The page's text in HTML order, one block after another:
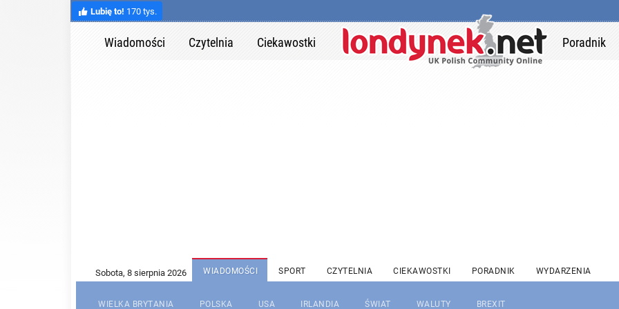
Lubię to! 170 tys.
Wiadomości Czytelnia Ciekawostki Poradnik
WIADOMOŚCI SPORT CZYTELNIA CIEKAWOSTKI PORADNIK WYDARZENIA
WIELKA BRYTANIA POLSKA USA IRLANDIA ŚWIAT WALUTY BREXIT